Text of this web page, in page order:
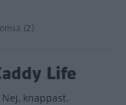
(2)
Life
knappast.